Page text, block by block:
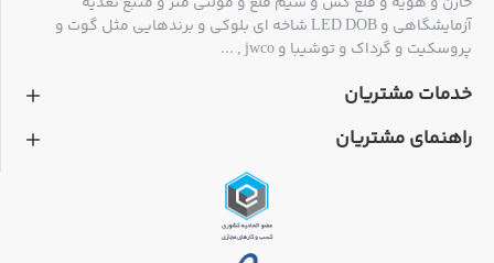
آزمایشگاهی و LED DOB شاخه ای بلوکی و برندهایی مثل گوت و
پروسکیت و گرداک و توشیبا و jwco , ...
خدمات مشتریان
راهنمای مشتریان